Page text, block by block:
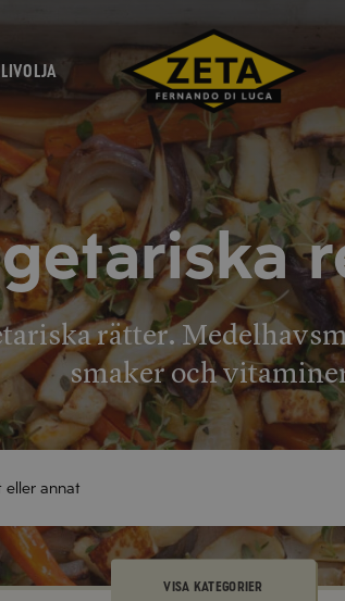
rätter.
smaker och
VISA KATEGORIER